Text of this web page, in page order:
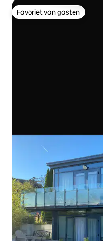
Favoriet van gasten
Favoriet van gasten